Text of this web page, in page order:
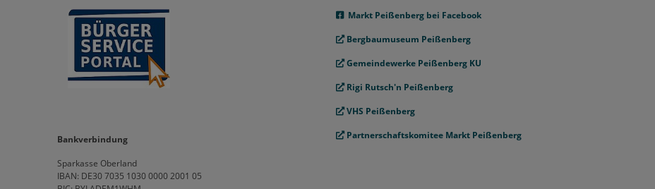
Bankverbindung
Sparkasse Oberland
IBAN: DE30 7035 1030 0000 2001 05
Markt Peißenberg bei Facebook
Bergbaumuseum Peißenberg
Gemeindewerke Peißenberg KU
Rigi Rutsch'n Peißenberg
VHS Peißenberg
Partnerschaftskomitee Markt Peißenberg